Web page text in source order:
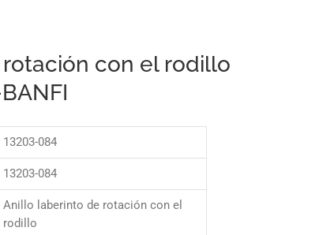
con el rodillo
13203-084
13203-084
Anillo laberinto de rotación con el
rodillo